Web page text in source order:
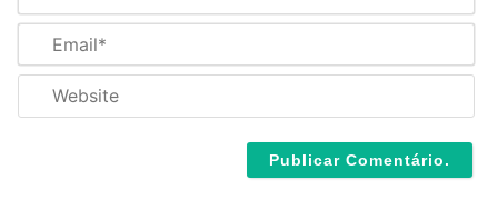
m
*a
l